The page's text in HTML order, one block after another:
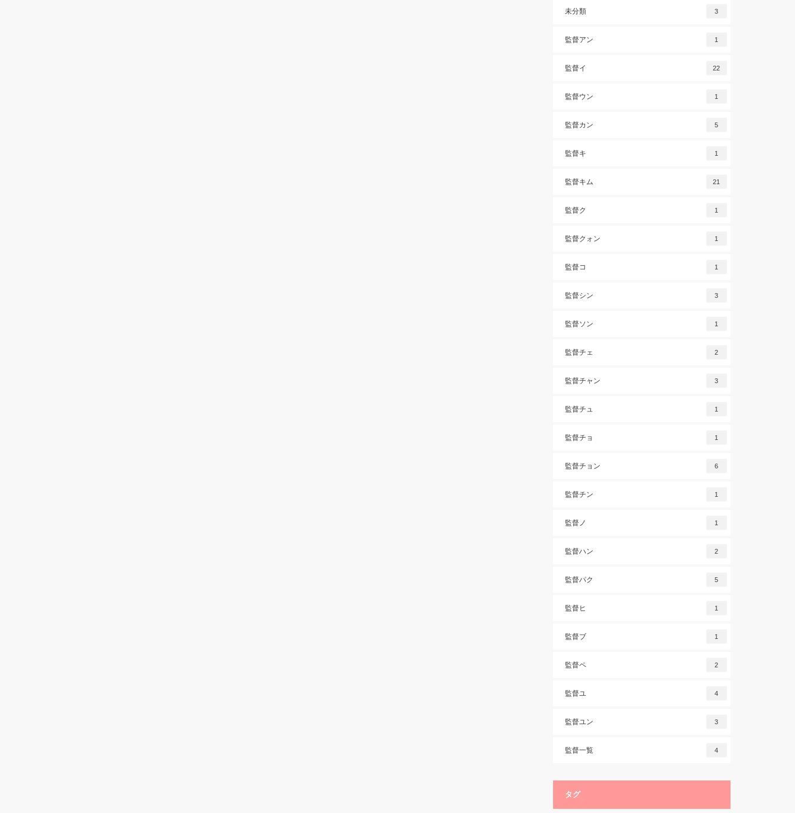
未分類 3
監督アン 1
監督イ 22
監督ウン 1
監督カン 5
監督キ 1
監督キム 21
監督ク 1
監督クォン 1
監督コ 1
監督シン 3
監督ソン 1
監督チェ 2
監督チャン 3
監督チュ 1
監督チョ 1
監督チョン 6
監督チン 1
監督ノ 1
監督ハン 2
監督パク 5
監督ヒ 1
監督ブ 1
監督ペ 2
監督ユ 4
監督ユン 3
監督一覧 4
タグ